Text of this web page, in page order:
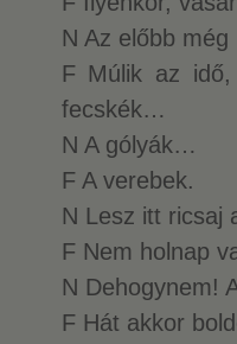
N Az előbb
F Múlik az
fecskék…
N A gólyák…
F A verebek.
N Lesz itt ricsaj
F Nem holnap
N Dehogynem!
F Hát akkor